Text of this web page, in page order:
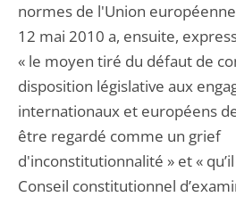
normes de l'Union
12 mai 2010 a, ensuite,
« le moyen tiré du défaut de
disposition législative aux
internationaux et européens
être regardé comme un grief
d'inconstitutionnalité » et «
Conseil constitutionnel